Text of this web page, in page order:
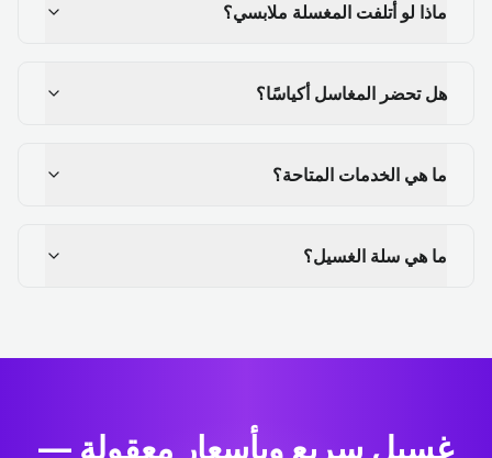
ماذا لو أتلفت المغسلة ملابسي؟
هل تحضر المغاسل أكياسًا؟
ما هي الخدمات المتاحة؟
ما هي سلة الغسيل؟
غسيل سريع وبأسعار معقولة —